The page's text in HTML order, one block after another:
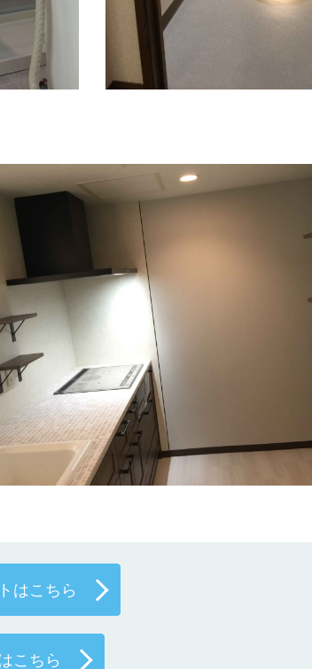
はこちら
こちら